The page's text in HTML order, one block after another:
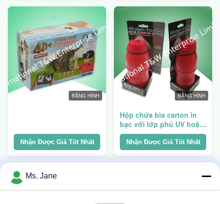
BĂNG HÌNH
Nhận Được Giá Tốt Nhất
BĂNG HÌNH
Hộp chứa bìa carton in
bạc với lớp phủ UV hoặc
Mat / Lamination PP bóng
Nhận Được Giá Tốt Nhất
Ms. Jane